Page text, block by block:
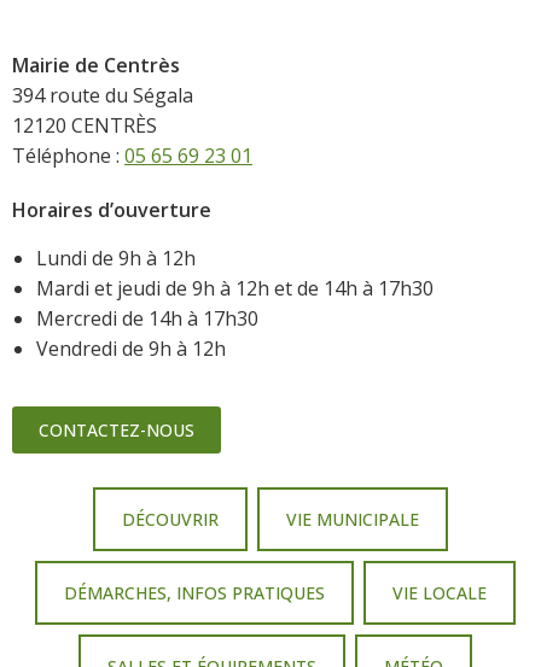
Mairie de Centrès
394 route du Ségala
12120 CENTRÈS
Téléphone : 05 65 69 23 01
Horaires d’ouverture
Lundi de 9h à 12h
Mardi et jeudi de 9h à 12h et de 14h à 17h30
Mercredi de 14h à 17h30
Vendredi de 9h à 12h
CONTACTEZ-NOUS
DÉCOUVRIR VIE MUNICIPALE
DÉMARCHES, INFOS PRATIQUES VIE LOCALE